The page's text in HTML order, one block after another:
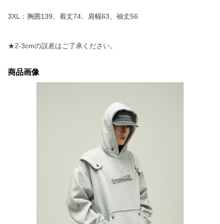
3XL：胸囲139、着丈74、肩幅63、袖丈56
★2-3cmの誤差はご了承ください。
商品画像